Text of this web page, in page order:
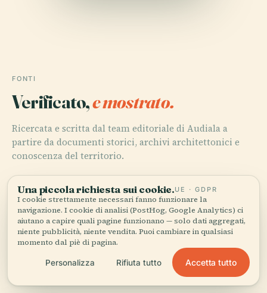
FONTI
Verificato,e mostrato.
Ricercata e scritta dal team editoriale di Audiala a
partire da documenti storici, archivi architettonici e
conoscenza del territorio.
Emirates Towers Dubai: Visiting Hours, Tickets &
Historical Significance, 2025, WikiArquitectura
Una piccola richiesta sui cookie.UE · GDPR
I cookie strettamente necessari fanno funzionare la
navigazione. I cookie di analisi (PostHog, Google Analytics) ci
aiutano a capire quali pagine funzionano — solo dati aggregati,
niente pubblicità, niente vendita. Puoi cambiare in qualsiasi
momento dal piè di pagina.
Personalizza Rifiuta tutto Accetta tutto